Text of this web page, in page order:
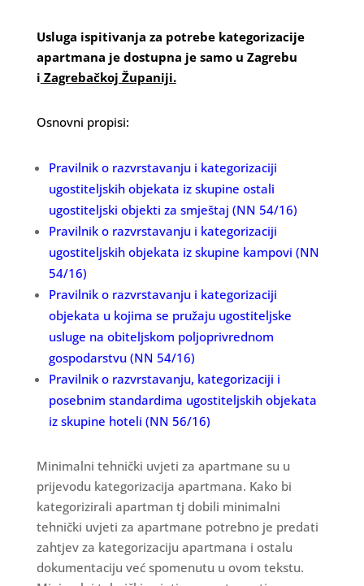
Usluga ispitivanja za potrebe kategorizacije
apartmana je dostupna je samo u Zagrebu
i Zagrebačkoj Županiji.
Osnovni propisi:
Pravilnik o razvrstavanju i kategorizaciji
ugostiteljskih objekata iz skupine ostali
ugostiteljski objekti za smještaj (NN 54/16)
Pravilnik o razvrstavanju i kategorizaciji
ugostiteljskih objekata iz skupine kampovi (NN
54/16)
Pravilnik o razvrstavanju i kategorizaciji
objekata u kojima se pružaju ugostiteljske
usluge na obiteljskom poljoprivrednom
gospodarstvu (NN 54/16)
Pravilnik o razvrstavanju, kategorizaciji i
posebnim standardima ugostiteljskih objekata
iz skupine hoteli (NN 56/16)
Minimalni tehnički uvjeti za apartmane su u
prijevodu kategorizacija apartmana. Kako bi
kategorizirali apartman tj dobili minimalni
tehnički uvjeti za apartmane potrebno je predati
zahtjev za kategorizaciju apartmana i ostalu
dokumentaciju već spomenutu u ovom tekstu.